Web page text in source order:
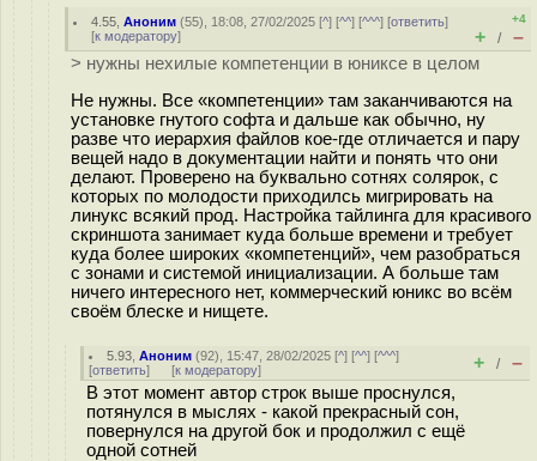
4.55 ,Аноним (55), 18:08, 27/02/2025 [^] [^^] [^^^] [ответить]
[к модератору]
+4
+ / –
> нужны нехилые компетенции в юниксе в целом
Не нужны. Все «компетенции» там заканчиваются на
установке гнутого софта и дальше как обычно, ну
разве что иерархия файлов кое-где отличается и пару
вещей надо в документации найти и понять что они
делают. Проверено на буквально сотнях солярок, с
которых по молодости приходилсь мигрировать на
линукс всякий прод. Настройка тайлинга для красивого
скриншота занимает куда больше времени и требует
куда более широких «компетенций», чем разобраться
с зонами и системой инициализации. А больше там
ничего интересного нет, коммерческий юникс во всём
своём блеске и нищете.
5.93 ,Аноним (92), 15:47, 28/02/2025 [^] [^^] [^^^]
[ответить] [к модератору] + / –
В этот момент автор строк выше проснулся,
потянулся в мыслях - какой прекрасный сон,
повернулся на другой бок и продолжил с ещё
одной сотней